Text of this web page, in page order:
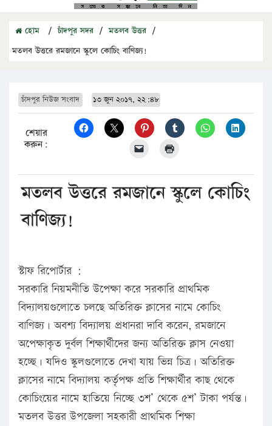
হোম / চাঁদপুর সদর / মতলব উত্তর /
মতলব উত্তরে রমজানে স্কুলে কোচিং বাণিজ্য!
চাঁদপুর নিউজ সংবাদ ১৩ জুন ২০১৭, ২২:৪৮
শেয়ার
করুন:
মতলব উত্তরে রমজানে স্কুলে কোচিং
বাণিজ্য!
স্টাফ রিপোর্টার :
সরকারি নিয়মনীতি উপেক্ষা করে সরকারি প্রাথমিক
বিদ্যালয়গুলোতে চলছে অতিরিক্ত ক্লাসের নামে কোচিং
বাণিজ্য। অবশ্য বিদ্যালয় প্রধানরা দাবি করেন, রমজানে
অপেক্ষাকৃত দুর্বল শিক্ষার্থীদের জন্য অতিরিক্ত ক্লাস নেওয়া
হচ্ছে। যদিও স্কুলগুলোতে দেখা যায় ভিন্ন চিত্র। অতিরিক্ত
ক্লাসের নামে বিদ্যালয় কর্তৃপক্ষ প্রতি শিক্ষার্থীর কাছ থেকে
কোচিংয়ের নামে হাতিয়ে নিচ্ছে ৩শ’ থেকে ৫শ’ টাকা পর্যন্ত।
মতলব উত্তর উপজেলা সহকারী প্রাথমিক শিক্ষা